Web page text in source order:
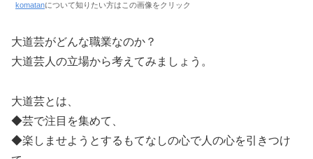
komatanについて知りたい方はこの画像をクリック
大道芸がどんな職業なのか？
大道芸人の立場から考えてみましょう。
大道芸とは、
◆芸で注目を集めて、
◆楽しませようとするもてなしの心で人の心を引きつけ